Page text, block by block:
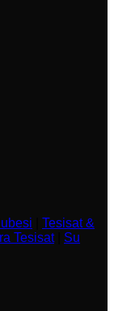
Tesisat &
Tesisat| Su